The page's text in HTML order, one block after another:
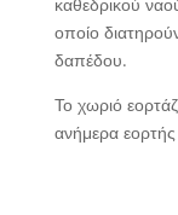
οποίο
δαπέδου.
Το χωριό
ανήμερα